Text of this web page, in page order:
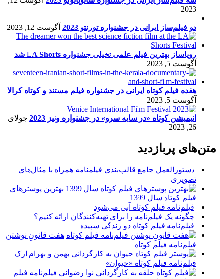
2023
دو فیلم‌ساز ایرانی در جشنواره تورنتو 2023 آگوست 12, 2023
رویاساز بهترین فیلم علمی تخیلی جشنواره LA Shorts شد
آگوست 5, 2023
هفده فیلم کوتاه ایرانی در جشنواره فیلم مستند و کوتاه کرالا
آگوست 5, 2023
انیمیشن کوتاه «در سایه سرو» در جشنواره ونیز 2023
جولای
26, 2023
متن‌های پربازدید
دستورالعمل جامع قالب‌بندی فیلمنامه همراه با مثال‌های
تصویری
بهترین پوسترهای
فیلم کوتاه سال 1399
فیلم‌نامه فیلم کوتاه آبی می‌شود
چگونه یک فیلم‌نامه را برای تهیه‌کنندگان ارائه کنیم؟
فیلم‌نامه فیلم کوتاه دو زندگی سپیده
هفت قانونِ نوشتن
فیلم‌نامه فیلم کوتاه
فیلم‌نامه فیلم کوتاه «حیوان»
فیلم‌نامه فیلم